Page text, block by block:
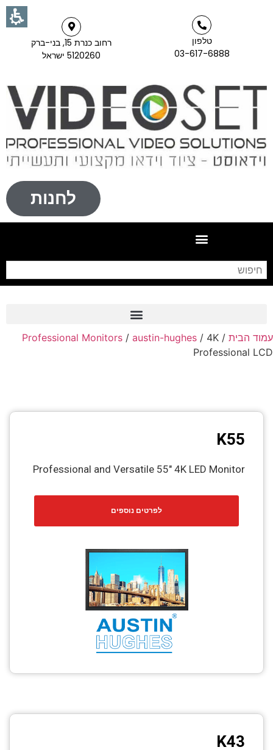
טלפון
03-617-6888
רחוב כנרת 15, בני-ברק
5120260 ישראל
לחנות
Frame Grabber
PTZ Confrence Camera
Professional Video Equipment
Fiber Optic
Photo Printers
עמוד הבית /
Professional Monitors / austin-hughes / 4K
Professional LCD
K55
Professional and Versatile 55″ 4K LED Monitor
לפרטים נוספים
K43